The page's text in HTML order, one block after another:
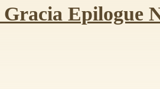
Epilogue